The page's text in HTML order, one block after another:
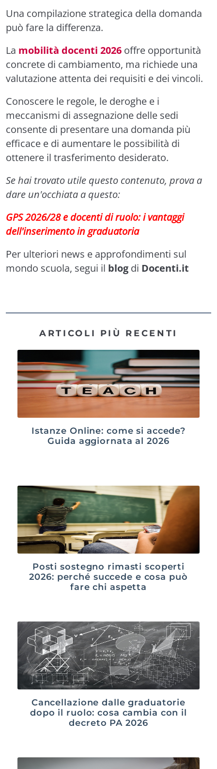
Una compilazione strategica della domanda
può fare la differenza.
La mobilità docenti 2026 offre opportunità
concrete di cambiamento, ma richiede una
valutazione attenta dei requisiti e dei vincoli.
Conoscere le regole, le deroghe e i
meccanismi di assegnazione delle sedi
consente di presentare una domanda più
efficace e di aumentare le possibilità di
ottenere il trasferimento desiderato.
Se hai trovato utile questo contenuto, prova a
dare un'occhiata a questo:
GPS 2026/28 e docenti di ruolo: i vantaggi
dell'inserimento in graduatoria
Per ulteriori news e approfondimenti sul
mondo scuola, segui il blog di Docenti.it
ARTICOLI PIÙ RECENTI
Istanze Online: come si accede?
Guida aggiornata al 2026
Posti sostegno rimasti scoperti
2026: perché succede e cosa può
fare chi aspetta
Cancellazione dalle graduatorie
dopo il ruolo: cosa cambia con il
decreto PA 2026